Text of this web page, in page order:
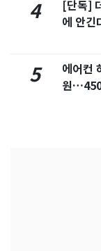
4
[단독]
에 안긴
5
에어컨
원